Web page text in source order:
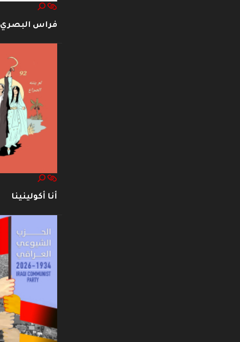
فراس البصري
أنا أكولينينا